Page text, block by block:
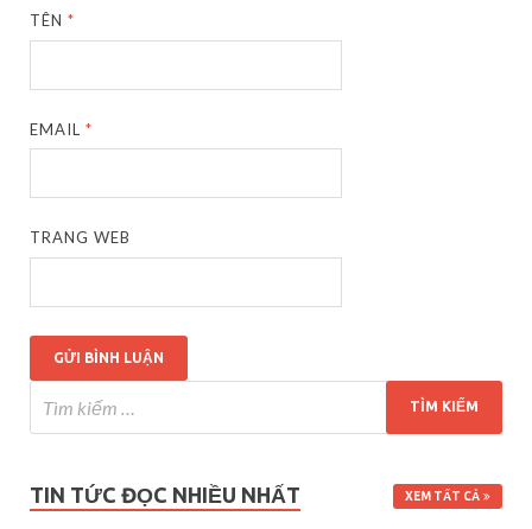
TÊN*
EMAIL*
TRANG WEB
TIN TỨC ĐỌC NHIỀU NHẤT XEM TẤT CẢ